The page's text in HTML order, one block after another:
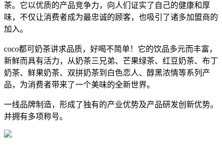
茶。它以优质的产品竞争力，向人们证实了自己的健康和厚
味，不仅让消费者成为最忠诚的顾客，也吸引了诸多加盟商的
加入。
coco都可奶茶讲求品质，好喝不简单！它的饮品多元而丰富，
新鲜而具有活力，从奶茶三兄弟、芒果绿茶、红豆奶茶、布丁
奶茶、鲜果奶茶、双拼奶茶到白色恋人、醇黑浓情等系列产
品，为消费者带来了一个美味的全新世界。
一线品牌制造，形成了独有的产业优势及产品研发创新优势。
并拥有多项称号。